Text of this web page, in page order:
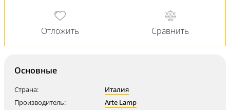
Основные
Страна:
Италия
Производитель:
Arte Lamp